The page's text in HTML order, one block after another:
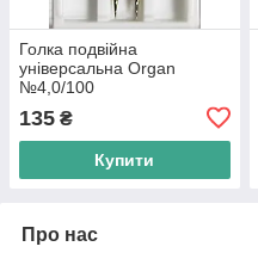
Голка подвійна
універсальна Organ
№4,0/100
135 ₴
Купити
Про нас